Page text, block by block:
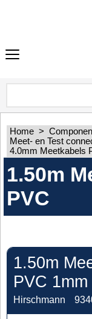
Home >
Meet- en Test
4.0mm Meetkabels
1.50m
PVC
1.50m
PVC
Hirschmann